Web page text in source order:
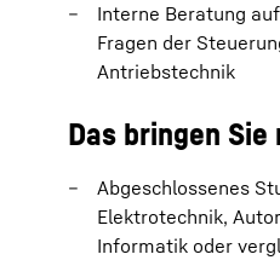
Interne Beratung
Fragen der
Antriebstechnik
Das bringen Sie
Abgeschlossenes
Elektrotechnik,
Informatik oder